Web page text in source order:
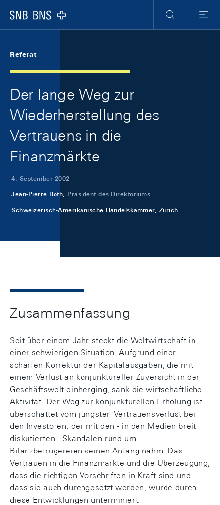
Logo
Suche
Menu
Referat
Der lange Weg zur
Wiederherstellung des
Vertrauens in die
Finanzmärkte
4. September 2002
Jean-Pierre Roth, Präsident des Direktoriums
Schweizerisch-Amerikanische Handelskammer, Zürich
Zusammenfassung
Seit über einem Jahr steckt die Weltwirtschaft in
einer schwierigen Situation. Aufgrund einer
scharfen Korrektur der Kapitalausgaben, die mit
einem Verlust an konjunktureller Zuversicht in der
Geschäftswelt einherging, sank die wirtschaftliche
Aktivität. Der Weg zur konjunkturellen Erholung ist
überschattet vom jüngsten Vertrauensverlust bei
den Investoren, der mit den - in den Medien breit
diskutierten - Skandalen rund um
Bilanzbetrügereien seinen Anfang nahm. Das
Vertrauen in die Finanzmärkte und die Überzeugung,
dass die richtigen Vorschriften in Kraft sind und
dass sie auch durchgesetzt werden, wurde durch
diese Entwicklungen unterminiert.